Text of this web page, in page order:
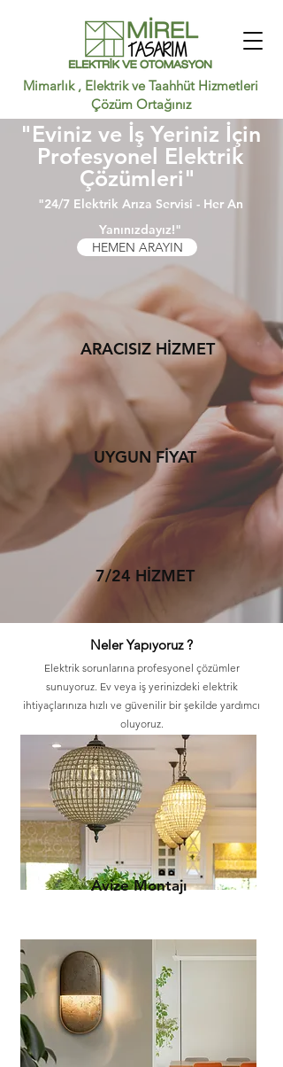
Mimarlık , Elektrik ve Taahhüt Hizmetleri
Çözüm Ortağınız
"Eviniz ve İş Yeriniz İçin
Profesyonel Elektrik
Çözümleri"
"24/7 Elektrik Arıza Servisi - Her An
Yanınızdayız!"
HEMEN ARAYIN
ARACISIZ HİZMET
UYGUN FİYAT
7/24 HİZMET
Neler Yapıyoruz ?
Elektrik sorunlarına profesyonel çözümler
sunuyoruz. Ev veya iş yerinizdeki elektrik
ihtiyaçlarınıza hızlı ve güvenilir bir şekilde yardımcı
oluyoruz.
Avize Montajı